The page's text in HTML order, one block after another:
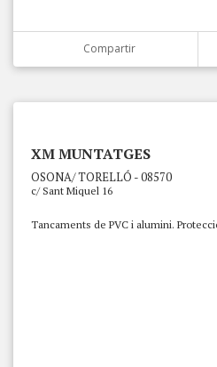
Compartir
XM MUNTATGES
OSONA/ TORELLÓ - 08570
c/ Sant Miquel 16
Tancaments de PVC i alumini.